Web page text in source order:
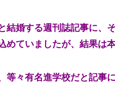
結婚する週刊誌記事に、
ていましたが、結果は
等々有名進学校だと記事